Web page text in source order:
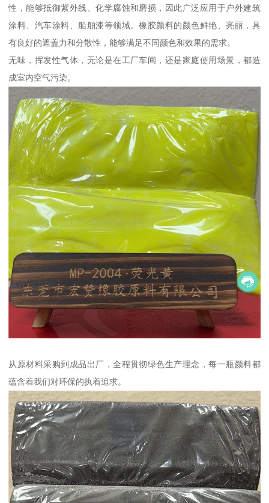
性，能够抵御紫外线、化学腐蚀和磨损，因此广泛应用于户外建筑
涂料、汽车涂料、船舶漆等领域。橡胶颜料的颜色鲜艳、亮丽，具
有良好的遮盖力和分散性，能够满足不同颜色和效果的需求。
无味，挥发性气体，无论是在工厂车间，还是家庭使用场景，都造
成室内空气污染。
从原材料采购到成品出厂，全程贯彻绿色生产理念，每一瓶颜料都
蕴含着我们对环保的执着追求。